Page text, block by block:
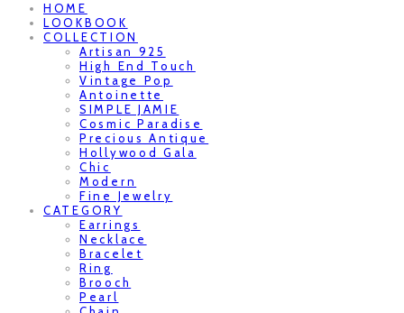
HOME
LOOKBOOK
COLLECTION
Artisan 925
High End Touch
Vintage Pop
Antoinette
SIMPLE JAMIE
Cosmic Paradise
Precious Antique
Hollywood Gala
Chic
Modern
Fine Jewelry
CATEGORY
Earrings
Necklace
Bracelet
Ring
Brooch
Pearl